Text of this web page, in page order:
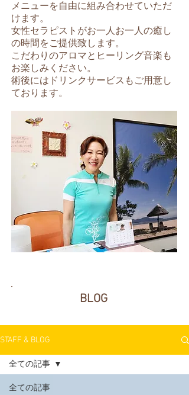
メニューを自由に組み合わせていただ
けます。
​女性セラピストがお一人お一人の癒し
の時間をご提供致します。
こだわりのアロマとヒーリング音楽も
お楽しみください。
術後にはドリンクサービスもご用意し
ております。
BLOG
STAFF & BLOG
全ての記事
全ての記事